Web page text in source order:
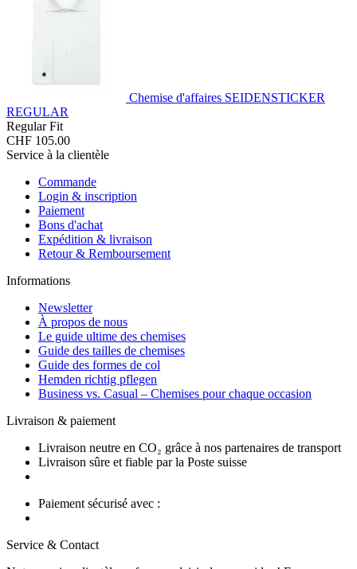
Chemise d'affaires SEIDENSTICKER
REGULAR
Regular Fit
CHF 105.00
Service à la clientèle
Commande
Login & inscription
Paiement
Bons d'achat
Expédition & livraison
Retour & Remboursement
Informations
Newsletter
À propos de nous
Le guide ultime des chemises
Guide des tailles de chemises
Guide des formes de col
Hemden richtig pflegen
Business vs. Casual – Chemises pour chaque occasion
Livraison & paiement
Livraison neutre en CO₂ grâce à nos partenaires de transport
Livraison sûre et fiable par la Poste suisse
Paiement sécurisé avec :
Service & Contact